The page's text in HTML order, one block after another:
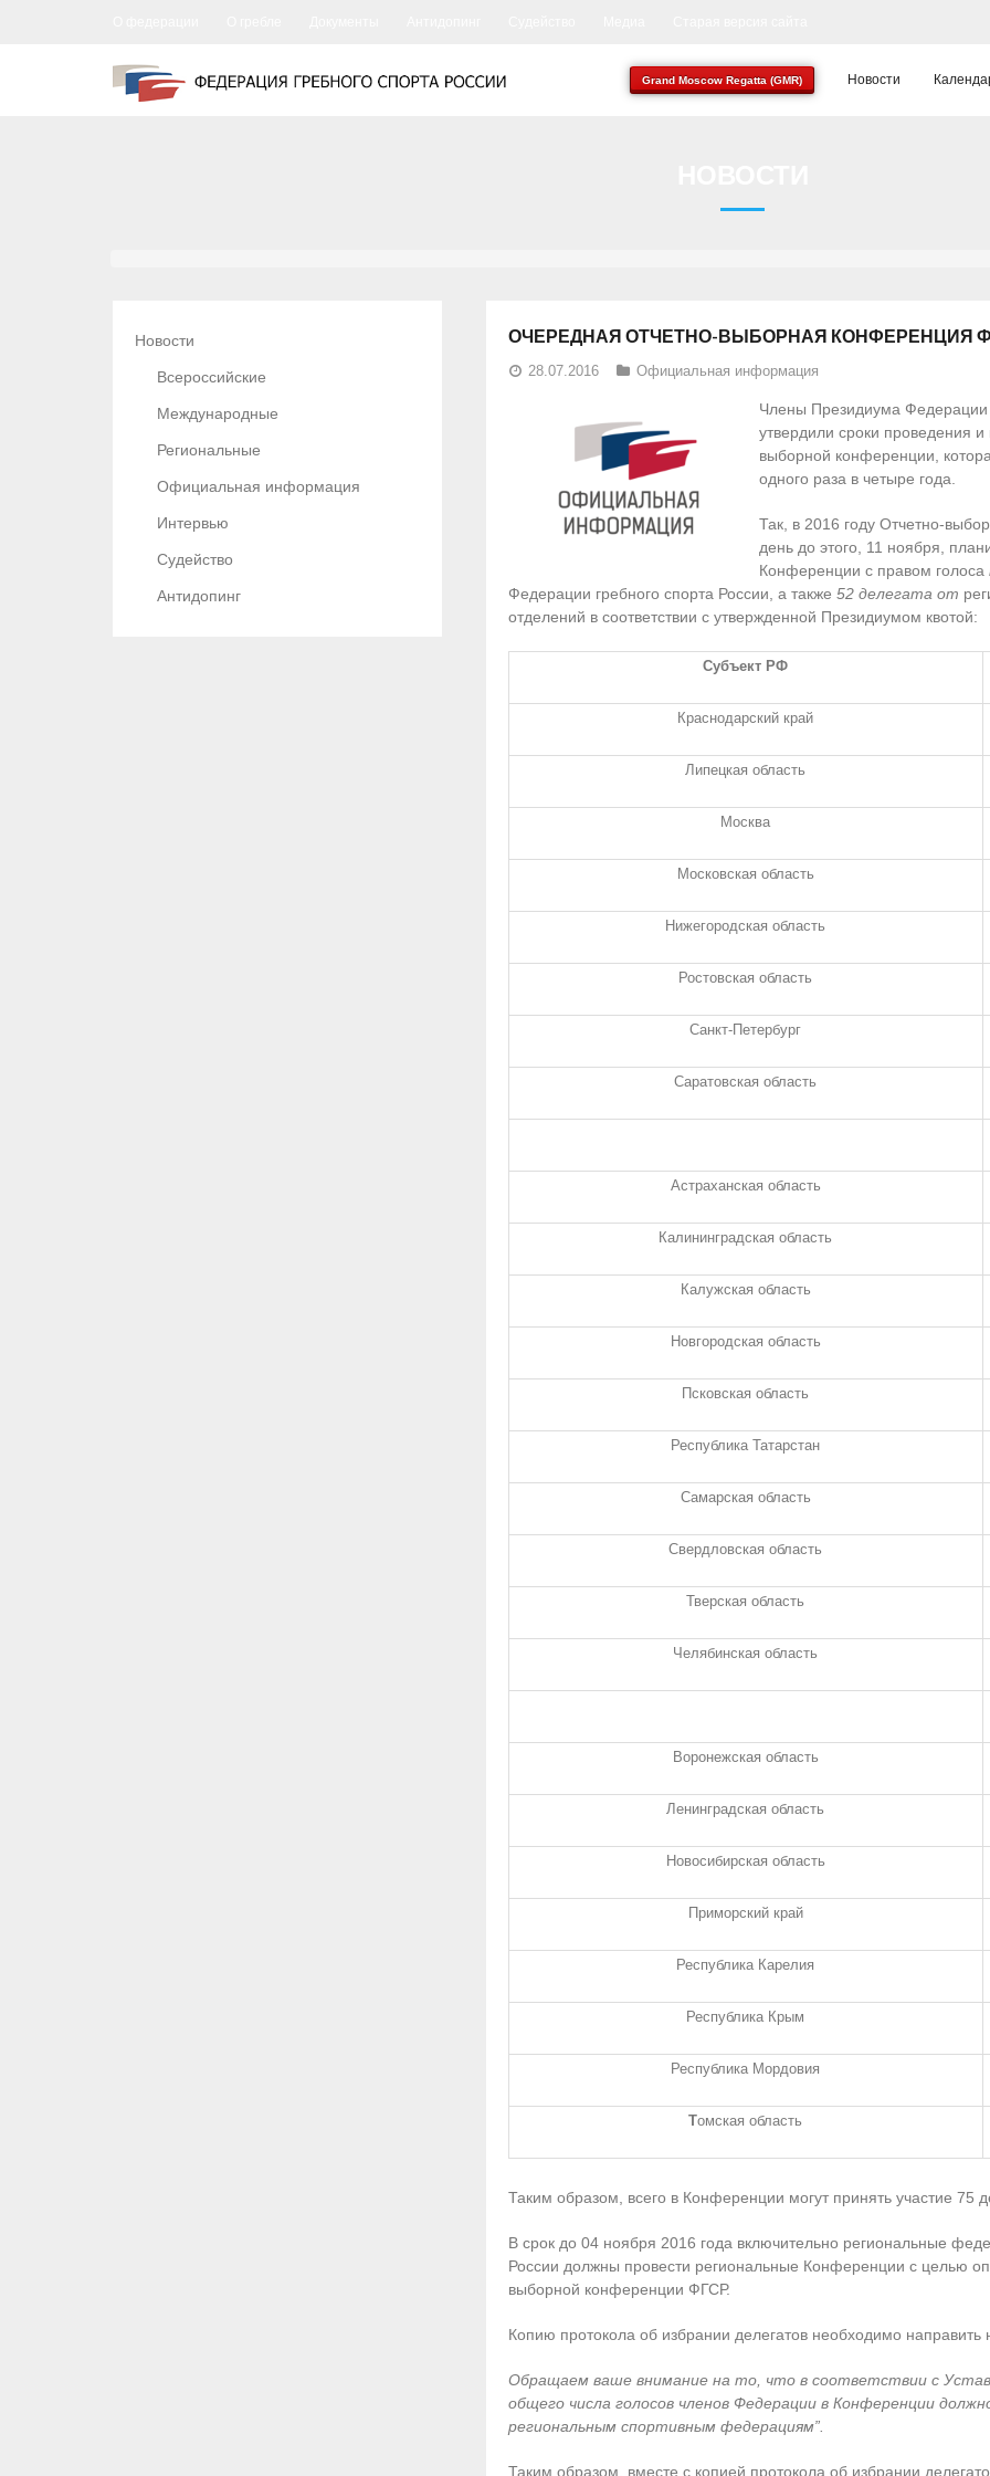
Grand Moscow Regatta (GMR) Новости
ОЧЕРЕДНАЯ ОТЧЕТНО-ВЫБОРНАЯ КОНФЕРЕНЦИЯ
28.07.2016 Официальная информация
Члены Президиума Федерации
утвердили сроки проведения
выборной конференции,
одного раза в четыре года.
Так, в 2016 году Отчетно-
день до этого, 11 ноября,
Конференции с правом голоса
Федерации гребного спорта России, а также 52 делегата от
отделений в соответствии с утвержденной Президиумом квотой:
Субъект РФ
Краснодарский край
Липецкая область
Москва
Московская область
Нижегородская область
Ростовская область
Санкт-Петербург
Саратовская область
Астраханская область
Калининградская область
Калужская область
Новгородская область
Псковская область
Республика Татарстан
Самарская область
Свердловская область
Тверская область
Челябинская область
Воронежская область
Ленинградская область
Новосибирская область
Приморский край
Республика Карелия
Республика Крым
Республика Мордовия
Томская область
Таким образом, всего в Конференции могут принять участие 75
В срок до 04 ноября 2016 года включительно региональные
России должны провести региональные Конференции с целью
выборной конференции ФГСР.
Копию протокола об избрании делегатов необходимо
Обращаем ваше внимание на то, что в соответствии с
общего числа голосов членов Федерации в Конференции
региональным спортивным федерациям”.
Таким образом, вместе с копией протокола об избрании
Новости
Всероссийские
Международные
Региональные
Официальная информация
Интервью
Судейство
Антидопинг